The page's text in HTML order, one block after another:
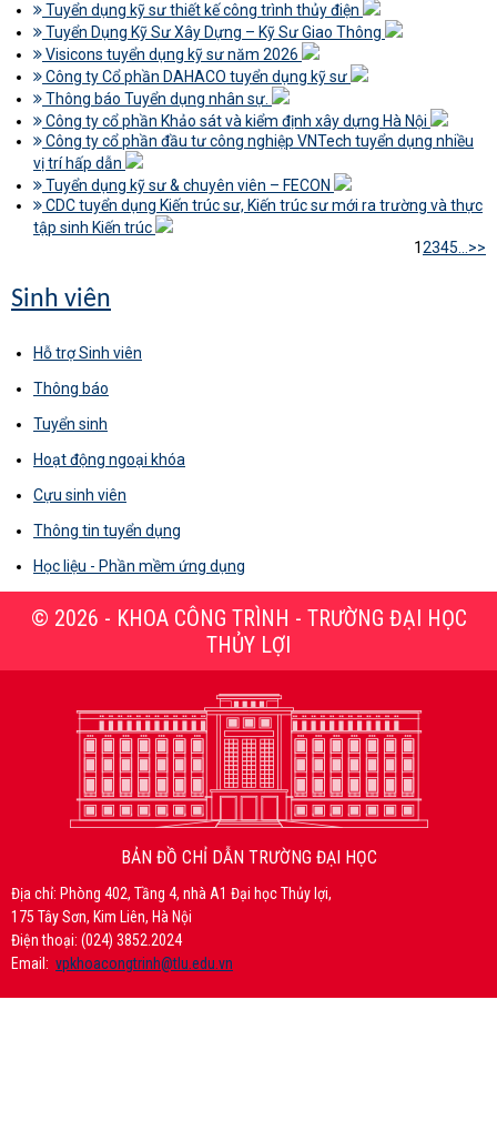
Tuyển dụng kỹ sư thiết kế công trình thủy điện
Tuyển Dụng Kỹ Sư Xây Dựng – Kỹ Sư Giao Thông
Visicons tuyển dụng kỹ sư năm 2026
Công ty Cổ phần DAHACO tuyển dụng kỹ sư
Thông báo Tuyển dụng nhân sự.
Công ty cổ phần Khảo sát và kiểm định xây dựng Hà Nội
Công ty cổ phần đầu tư công nghiệp VNTech tuyển dụng nhiều
vị trí hấp dẫn
Tuyển dụng kỹ sư & chuyên viên – FECON
CDC tuyển dụng Kiến trúc sư, Kiến trúc sư mới ra trường và thực
tập sinh Kiến trúc
12345 >>
Sinh viên
Hỗ trợ Sinh viên
Thông báo
Tuyển sinh
Hoạt động ngoại khóa
Cựu sinh viên
Thông tin tuyển dụng
Học liệu - Phần mềm ứng dụng
© 2026 - KHOA CÔNG TRÌNH - TRƯỜNG ĐẠI HỌC
THỦY LỢI
BẢN ĐỒ CHỈ DẪN TRƯỜNG ĐẠI HỌC
Địa chỉ: Phòng 402, Tầng 4, nhà A1 Đại học Thủy lợi,
175 Tây Sơn, Kim Liên, Hà Nội
Điện thoại: (024) 3852.2024
Email: vpkhoacongtrinh@tlu.edu.vn